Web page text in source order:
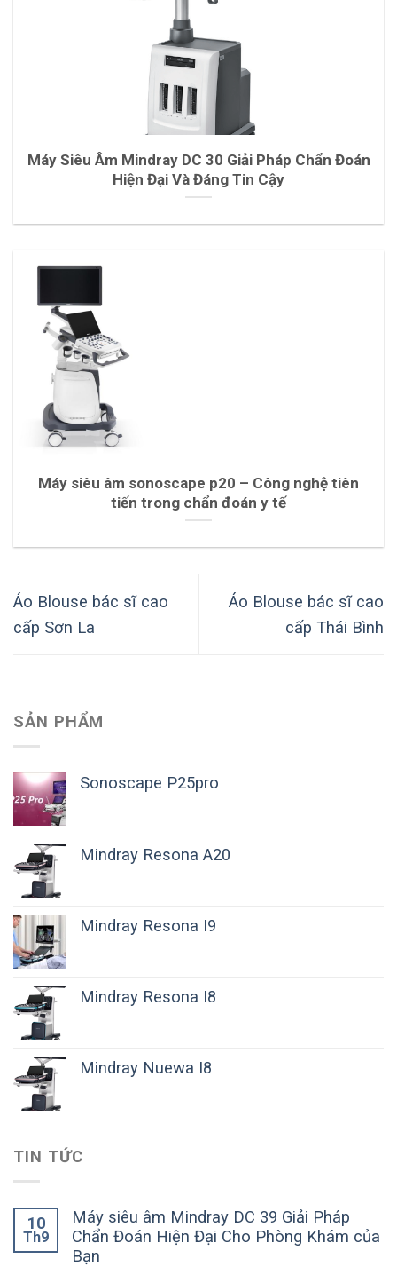
Máy Siêu Âm Mindray DC 30 Giải Pháp Chẩn Đoán
Hiện Đại Và Đáng Tin Cậy
Máy siêu âm sonoscape p20 – Công nghệ tiên
tiến trong chẩn đoán y tế
Áo Blouse bác sĩ cao
cấp Sơn La
Áo Blouse bác sĩ cao
cấp Thái Bình
SẢN PHẨM
Sonoscape P25pro
Mindray Resona A20
Mindray Resona I9
Mindray Resona I8
Mindray Nuewa I8
TIN TỨC
10
Th9
Máy siêu âm Mindray DC 39 Giải Pháp
Chẩn Đoán Hiện Đại Cho Phòng Khám của
Bạn